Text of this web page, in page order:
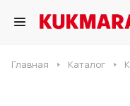
Главная Каталог